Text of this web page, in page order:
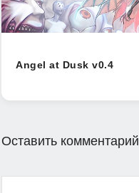
Angel at Dusk v0.4
Оставить комментарий